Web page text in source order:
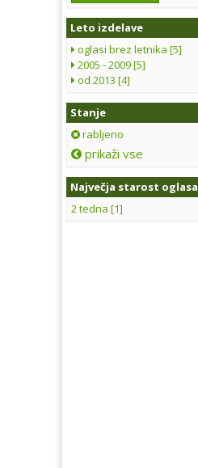
Leto izdelave
oglasi brez letnika [5]
2005 - 2009 [5]
od 2013 [4]
Stanje
rabljeno
prikaži vse
Največja starost oglasa
2 tedna [1]